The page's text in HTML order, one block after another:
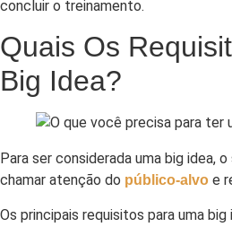
concluir o treinamento.
Quais Os
Big Idea?
Para ser considerada uma big idea,
chamar atenção do público-alvo e
Os principais requisitos para uma big